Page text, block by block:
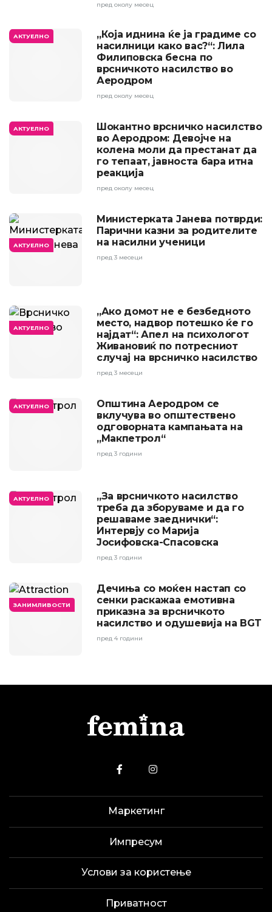
пред околу месец
АКТУЕЛНО
„Која иднина ќе ја градиме со
насилници како вас?“: Лила
Филиповска бесна по
врсничкото насилство во
Аеродром
пред околу месец
АКТУЕЛНО
Шокантно врсничко насилство
во Аеродром: Девојче на
колена моли да престанат да
го тепаат, јавноста бара итна
реакција
пред околу месец
АКТУЕЛНО
Министерката Јанева потврди:
Парични казни за родителите
на насилни ученици
пред 3 месеци
АКТУЕЛНО
„Ако домот не е безбедното
место, надвор потешко ќе го
најдат“: Апел на психологот
Живановиќ по потресниот
случај на врсничко насилство
пред 3 месеци
АКТУЕЛНО
Општина Аеродром се
вклучува во општествено
одговорната кампањата на
„Макпетрол“
пред 3 години
АКТУЕЛНО
„За врсничкото насилство
треба да зборуваме и да го
решаваме заеднички“:
Интервју со Марија
Јосифовска-Спасовска
пред 3 години
ЗАНИМЛИВОСТИ
Дечиња со моќен настап со
сенки раскажаа емотивна
приказна за врсничкото
насилство и одушевија на BGT
пред 4 години
Маркетинг
Импресум
Услови за користење
Приватност